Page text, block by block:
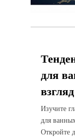
для
Изучите
для
Откройте